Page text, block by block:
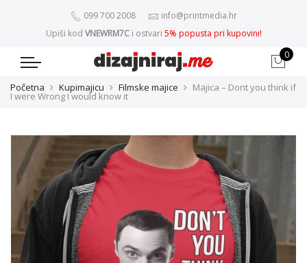
099 700 2008
info@printmedia.hr
Upiši kod VNEWRM7C i ostvari 5% popusta pri kupovini!
0
Početna Kupimajicu Filmske majice Majica – Dont you think if
I were Wrong I would know it